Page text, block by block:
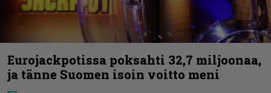
Eurojackpotissa poksahti 32,7 miljoonaa,
ja tänne Suomen isoin voitto meni